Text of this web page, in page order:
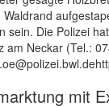
sein. Die Polizei
am Neckar (Tel.:
mit